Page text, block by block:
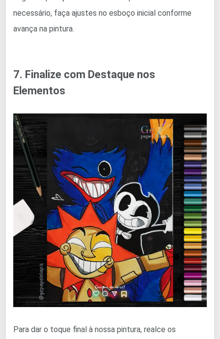
necessário, faça ajustes no esboço inicial conforme
avança na pintura.
7. Finalize com Destaque nos
Elementos
Para dar o toque final à nossa pintura, realce os